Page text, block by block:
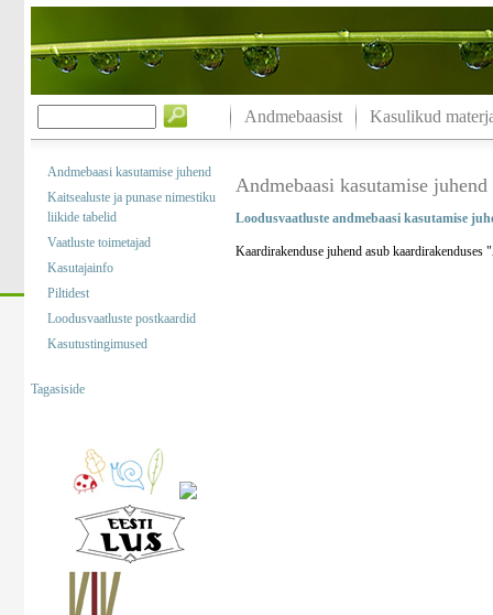
Andmebaasist Kasulikud
Andmebaasi kasutamise juhend
Kaitsealuste ja punase nimestiku
liikide tabelid
Vaatluste toimetajad
Kasutajainfo
Piltidest
Loodusvaatluste postkaardid
Kasutustingimused
Tagasiside
Andmebaasi kasutamise juhend
Loodusvaatluste andmebaasi kasutamise
Kaardirakenduse juhend asub kaardirakenduses